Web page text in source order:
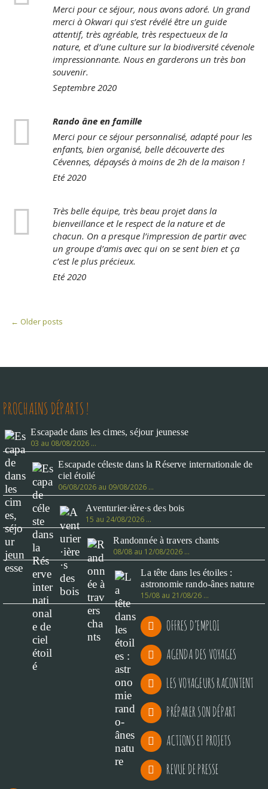
Merci pour ce séjour, nous avons adoré. Un grand
merci à Okwari qui s’est révélé être un guide
attentif, très agréable, très respectueux de la
nature, et d’une culture sur la biodiversité cévenole
impressionnante. Nous en garderons un très bon
souvenir.
Septembre 2020
Rando âne en famille
Merci pour ce séjour personnalisé, adapté pour les
enfants, bien organisé, belle découverte des
Cévennes, dépaysés à moins de 2h de la maison !
Eté 2020
Très belle équipe, très beau projet dans la
bienveillance et le respect de la nature et de
chacun. On a presque l’impression de partir avec
un groupe d’amis avec qui on se sent bien et ça
c’est le plus précieux.
Eté 2020
P
i
g
a
t
i
o
n
← Older posts
PROCHAINS DÉPARTS !
Escapade dans les cimes, séjour jeunesse
03 au 08/08/2026 …
Escapade céleste dans la Réserve internationale de
ciel étoilé
06/08/2026 au 09/08/2026 …
Aventurier·ière·s des bois
15 au 24/08/2026 …
Randonnée à travers chants
08/08 au 12/08/2026 …
La tête dans les étoiles :
astronomie rando-ânes nature
15/08 au 21/08/26 …
OFFRES D’EMPLOI
AGENDA DES VOYAGES
LES VOYAGEURS RACONTENT
PRÉPARER SON DÉPART
ACTIONS ET PROJETS
REVUE DE PRESSE